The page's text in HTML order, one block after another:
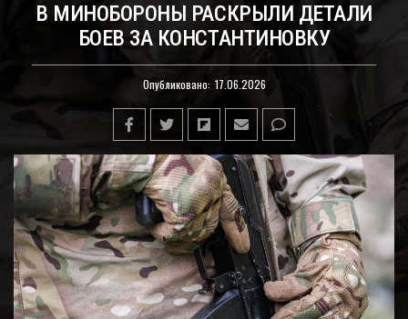
В МИНОБОРОНЫ РАСКРЫЛИ ДЕТАЛИ
БОЕВ ЗА КОНСТАНТИНОВКУ
Опубликовано: 17.06.2026